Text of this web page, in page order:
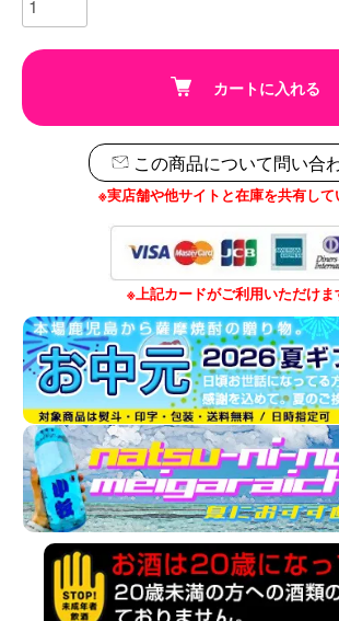
カートに入れる
この商品について問い合
※実店舗や他サイトと在庫を共有して
※上記カードがご利用いただけま